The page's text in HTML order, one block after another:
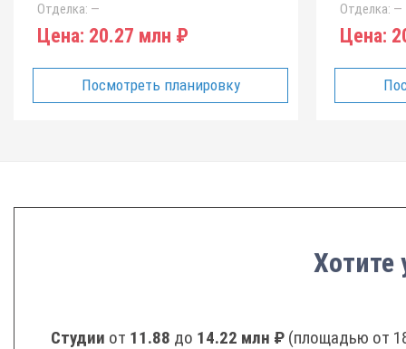
Отделка: —
Цена: 20.27 млн ₽
Посмотреть планировку
Отделка: —
Цена:
Хотите
Студии от 11.88 до 14.22 млн ₽ (площадью от